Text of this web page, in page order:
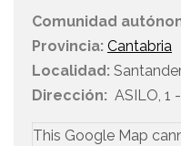
Comunidad
Provincia: Cantabria
Localidad:
Dirección: ASILO, 1
This Google Map